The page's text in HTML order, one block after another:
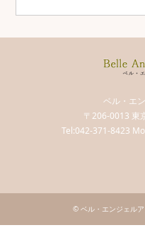
ベル・エ
〒206-0013 東
Tel:042-371-8423
© ベル・エンジェル